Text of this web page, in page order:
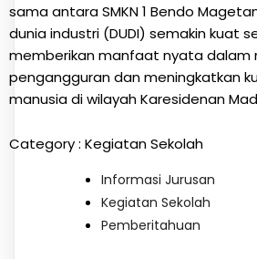
sama antara SMKN 1 Bendo
dunia industri (DUDI) semakin kuat
memberikan manfaat nyata dalam
pengangguran dan meningkatkan
manusia di wilayah Karesidenan
Category : Kegiatan Sekolah
Informasi Jurusan
Kegiatan Sekolah
Pemberitahuan